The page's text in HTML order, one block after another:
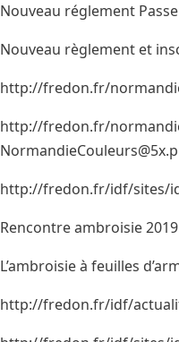
Nouveau réglement
Nouveau règlement et
http://fredon.fr/
http://fredon.fr/
http://fredon.fr/idf/sites/
Rencontre ambroisie 2019
L’ambroisie à feuilles
http://fredon.fr/idf/